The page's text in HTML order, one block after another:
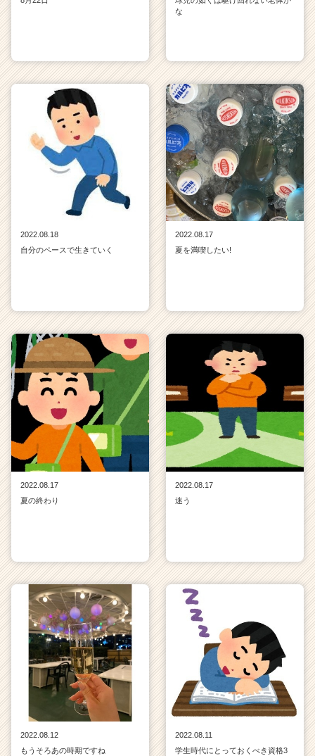
な
2022.08.18
自分のペースで生きていく
2022.08.17
夏を満喫したい!
2022.08.17
夏の終わり
2022.08.17
迷う
2022.08.12
もうそろあの時期ですね
2022.08.11
学生時代にとっておくべき資格3